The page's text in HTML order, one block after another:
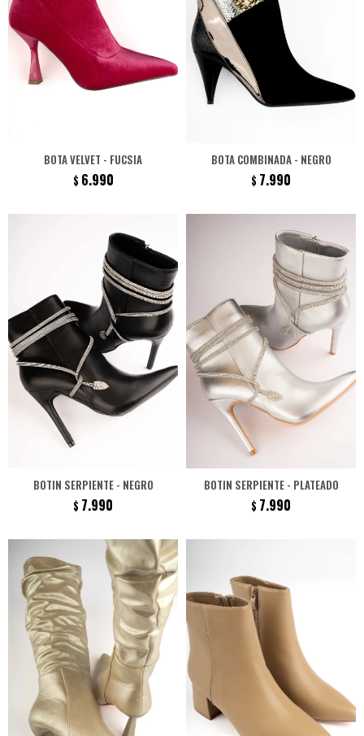
BOTA VELVET - FUCSIA
$ 6.990
BOTA COMBINADA - NEGRO
$ 7.990
BOTIN SERPIENTE - NEGRO
$ 7.990
BOTIN SERPIENTE - PLATEADO
$ 7.990